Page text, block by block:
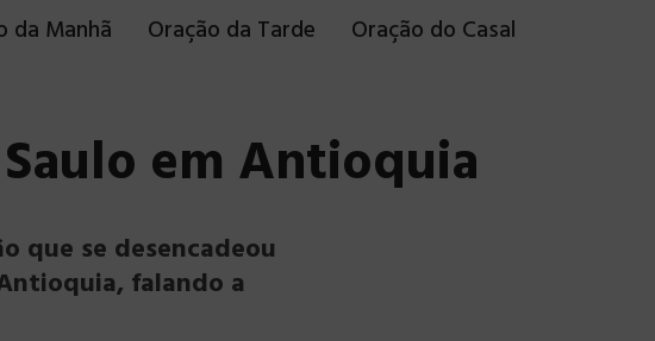
da Manhã Oração da Tarde Oração do Casal
em Antioquia
que se desencadeou
falando a